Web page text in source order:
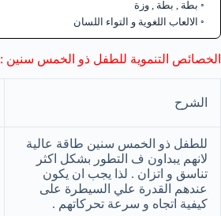
بطة , بطة , وزة
الالعاب اللغوية و التواء اللسان
الخصائص التنموية للطفل ذو الخمس سنين :
الشرح
للطفل ذو الخمس سنين طاقة عالية
لانهم يبداون ف التطور بشكل اكثر
تناسق و اتزان . لذا يجب ان يكون
عندهم القدرة علي السيطرة على
كيفية اتجاه و سرعة تحركاتهم .